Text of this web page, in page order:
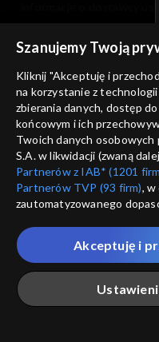
Szanujemy Twoją
Kliknij "Akceptuję i
na korzystanie z
zbierania danych, dostęp
końcowym i ich
Twoich danych osobowych
S.A. w likwidacji (zwaną
Partnerów z IAB* (1201
Partnerów TVP (93 firm),
zautomatyzowanego
które wskazujemy poniżej,
przez nas identyfikatora
Twoje dane osobowe
Ciebie naszych
„Portalem”, w tym
Akceptuję i